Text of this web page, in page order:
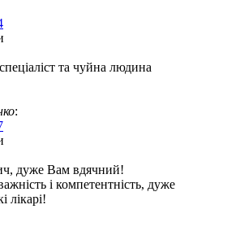
та чуйна людина
:
дуже Вам вдячний!
і компетентність, дуже
лікарі!